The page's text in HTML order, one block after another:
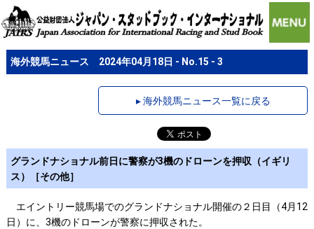
海外競馬ニュース 2024年04月18日 - No.15 - 3
▸ 海外競馬ニュース一覧に戻る
グランドナショナル前日に警察が3機のドローンを押収（イギリ
ス）［その他］
エイントリー競馬場でのグランドナショナル開催の２日目（4月12
日）に、3機のドローンが警察に押収された。